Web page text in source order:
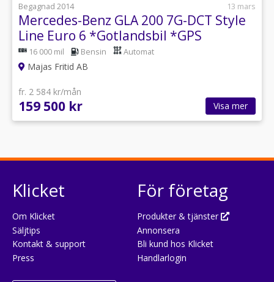
Begagnad 2014
13 mars
Mercedes-Benz GLA 200 7G-DCT Style
Line Euro 6 *Gotlandsbil *GPS
16 000 mil Bensin Automat
Majas Fritid AB
fr. 2 584 kr/mån
159 500 kr Visa mer
Klicket
Om Klicket
Säljtips
Kontakt & support
Press
För företag
Produkter & tjänster
Annonsera
Bli kund hos Klicket
Handlarlogin